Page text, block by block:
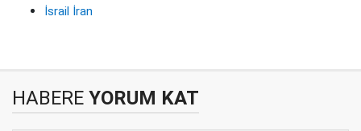
İsrail İran
HABERE YORUM KAT